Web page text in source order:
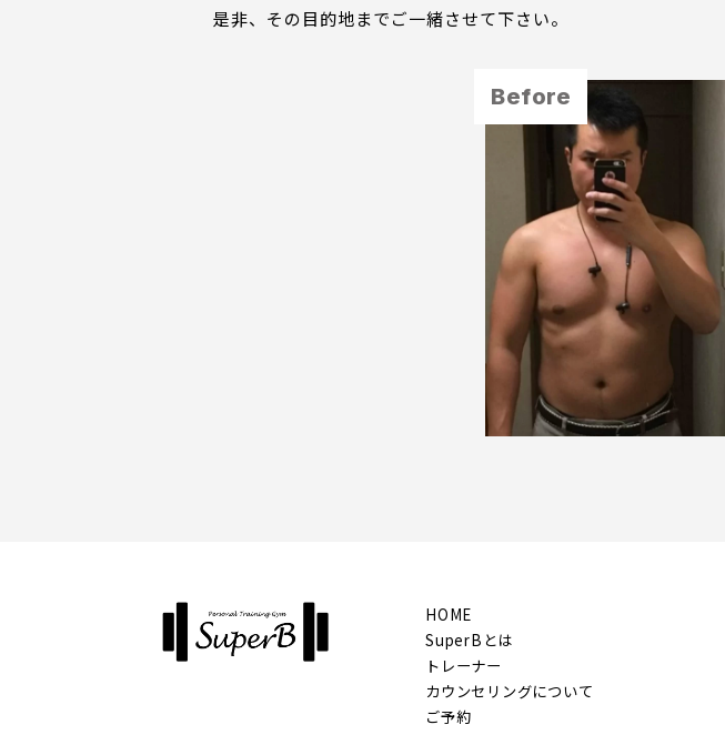
是非、その目的地までご一緒させて下さい。
Before
HOME
SuperBとは
トレーナー
カウンセリングについて
ご予約